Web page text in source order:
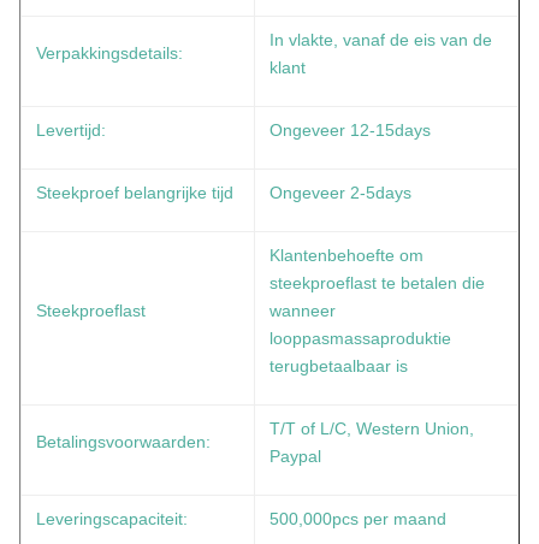
Verpakkingsdetails:
In vlakte, vanaf de eis van de
klant
Levertijd: Ongeveer 12-15days
Steekproef belangrijke tijd Ongeveer 2-5days
Steekproeflast
Klantenbehoefte om
steekproeflast te betalen die
wanneer
looppasmassaproduktie
terugbetaalbaar is
Betalingsvoorwaarden:
T/T of L/C, Western Union,
Paypal
Leveringscapaciteit: 500,000pcs per maand